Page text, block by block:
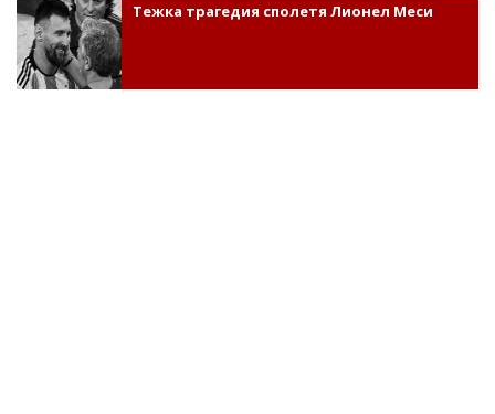
Тежка трагедия сполетя Лионел Меси